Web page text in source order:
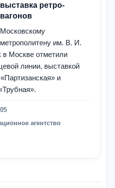
выставка ретро-
вагонов
Московскому
метрополитену им. В. И.
в Москве отметили
линии, выставкой
и
агентство